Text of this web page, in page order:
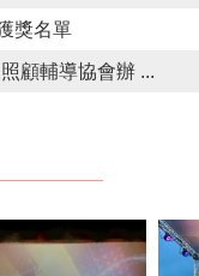
獎名單
顧輔導協會辦 ...